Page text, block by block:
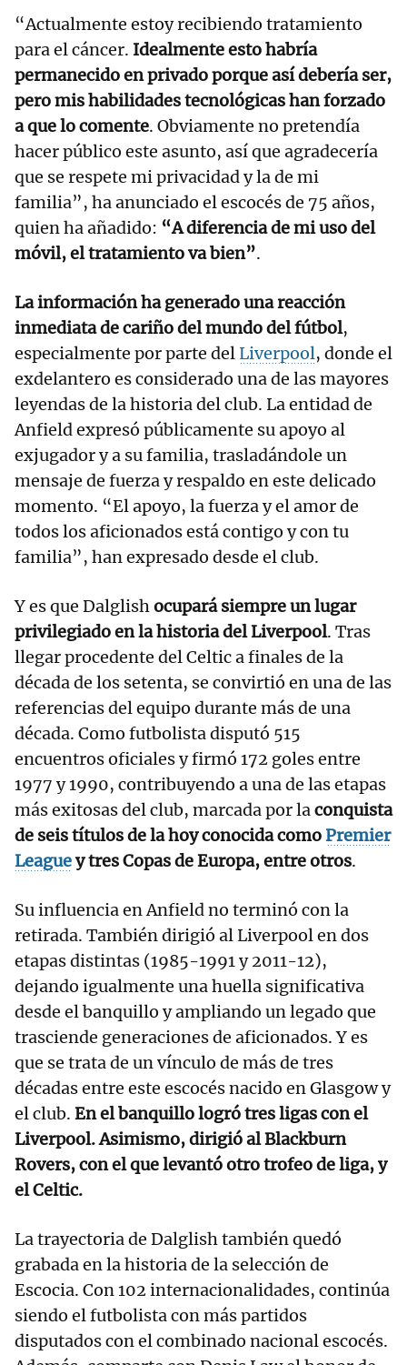
“Actualmente estoy recibiendo tratamiento
para el cáncer. Idealmente esto habría
permanecido en privado porque así debería ser,
pero mis habilidades tecnológicas han forzado
a que lo comente. Obviamente no pretendía
hacer público este asunto, así que agradecería
que se respete mi privacidad y la de mi
familia”, ha anunciado el escocés de 75 años,
quien ha añadido: “A diferencia de mi uso del
móvil, el tratamiento va bien”.
La información ha generado una reacción
inmediata de cariño del mundo del fútbol,
especialmente por parte delLiverpool, donde el
exdelantero es considerado una de las mayores
leyendas de la historia del club. La entidad de
Anfield expresó públicamente su apoyo al
exjugador y a su familia, trasladándole un
mensaje de fuerza y respaldo en este delicado
momento. “El apoyo, la fuerza y el amor de
todos los aficionados está contigo y con tu
familia”, han expresado desde el club.
Y es que Dalglishocupará siempre un lugar
privilegiado en la historia del Liverpool. Tras
llegar procedente del Celtic a finales de la
década de los setenta, se convirtió en una de las
referencias del equipo durante más de una
década. Como futbolista disputó 515
encuentros oficiales y firmó 172 goles entre
1977 y 1990, contribuyendo a una de las etapas
más exitosas del club, marcada por laconquista
de seis títulos de la hoy conocida comoPremier
Leaguey tres Copas de Europa, entre otros.
Su influencia en Anfield no terminó con la
retirada. También dirigió al Liverpool en dos
etapas distintas (1985-1991 y 2011-12),
dejando igualmente una huella significativa
desde el banquillo y ampliando un legado que
trasciende generaciones de aficionados. Y es
que se trata de un vínculo de más de tres
décadas entre este escocés nacido en Glasgow y
el club. En el banquillo logró tres ligas con el
Liverpool. Asimismo, dirigió al Blackburn
Rovers, con el que levantó otro trofeo de liga, y
el Celtic.
La trayectoria de Dalglish también quedó
grabada en la historia de la selección de
Escocia. Con 102 internacionalidades, continúa
siendo el futbolista con más partidos
disputados con el combinado nacional escocés.